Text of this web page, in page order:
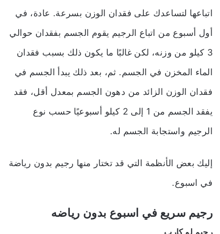
اتباعها لتساعدك على فقدان الوزن بسرعة. عادة، في
أول أسبوع من اتباع الرجيم يقوم الجسم بفقدان حوالي
3 كيلو من وزنه، لكن غالبًا ما يكون ذلك بسبب فقدان
الماء المخزن في الجسم. ثم، بعد ذلك يبدأ الجسم في
فقدان الوزن الزائد من دهون الجسم بمعدل أقل، فقد
يفقد الجسم من 1 إلى 2 كيلو أسبوعيًا حسب نوع
الرجيم واستجابة الجسم له.
إليك بعض الأنظمة التي قد تختار منها رجيم بدون رياضة
في اسبوع.
رجيم سريع في اسبوع بدون رياضه
رجيم لو كارب